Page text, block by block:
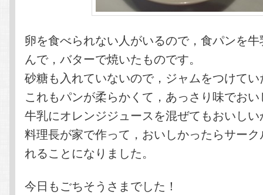
卵を食べられない人がいるので，食パンを
んで，バターで焼いたものです。
砂糖も入れていないので，ジャムをつけて
これもパンが柔らかくて，あっさり味でお
牛乳にオレンジジュースを混ぜてもおいし
料理長が家で作って，おいしかったらサー
れることになりました。
今日もごちそうさまでした！